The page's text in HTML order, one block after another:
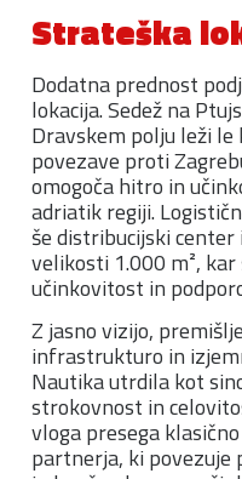
Strateška
Dodatna prednost
lokacija. Sedež na
Dravskem polju leži
povezave proti
omogoča hitro in
adriatik regiji.
še distribucijski
velikosti 1.000 m²,
učinkovitost in
Z jasno vizijo,
infrastrukturo in
Nautika utrdila kot
strokovnost in
vloga presega
partnerja, ki povezuje